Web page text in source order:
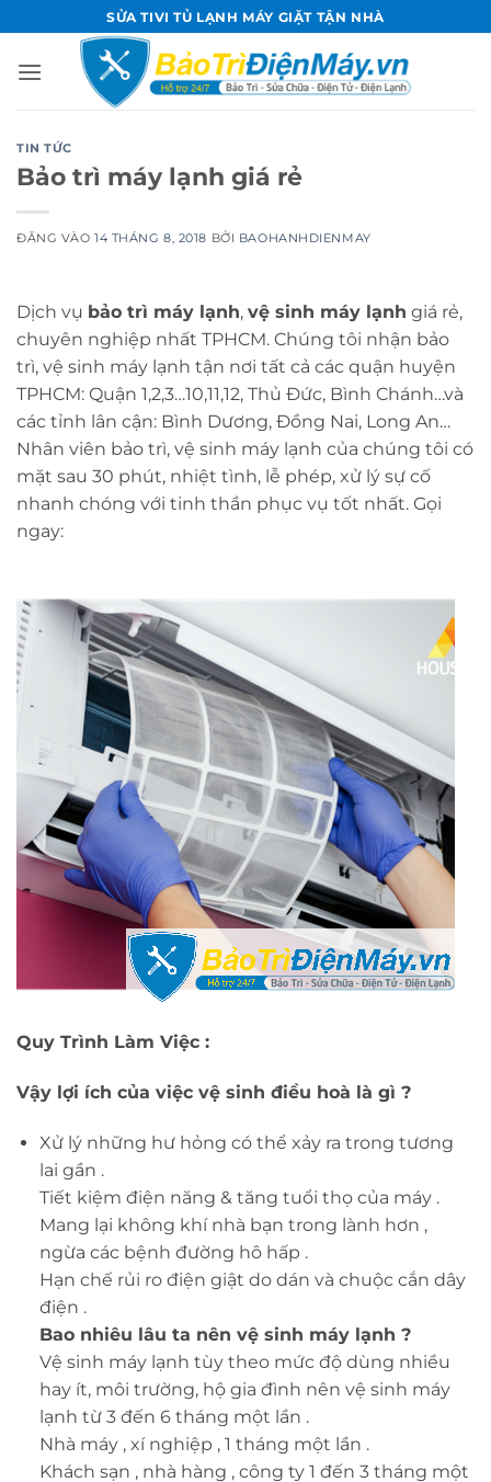
qua
nội
SỬA TIVI TỦ LẠNH MÁY GIẶT TẬN NHÀ
TIN TỨC
Bảo trì máy lạnh giá rẻ
ĐĂNG VÀO14 THÁNG 8, 2018 BỞI BAOHANHDIENMAY
Dịch vụ bảo trì máy lạnh, vệ sinh máy lạnh giá rẻ,
chuyên nghiệp nhất TPHCM. Chúng tôi nhận bảo
trì, vệ sinh máy lạnh tận nơi tất cả các quận huyện
TPHCM: Quận 1,2,3…10,11,12, Thủ Đức, Bình Chánh…và
các tỉnh lân cận: Bình Dương, Đồng Nai, Long An…
Nhân viên bảo trì, vệ sinh máy lạnh của chúng tôi có
mặt sau 30 phút, nhiệt tình, lễ phép, xử lý sự cố
nhanh chóng với tinh thần phục vụ tốt nhất. Gọi
ngay:
Quy Trình Làm Việc :
Vậy lợi ích của việc vệ sinh điều hoà là gì ?
Xử lý những hư hỏng có thể xảy ra trong tương
lai gần .
Tiết kiệm điện năng & tăng tuổi thọ của máy .
Mang lại không khí nhà bạn trong lành hơn ,
ngừa các bệnh đường hô hấp .
Hạn chế rủi ro điện giật do dán và chuộc cắn dây
điện .
Bao nhiêu lâu ta nên vệ sinh máy lạnh ?
Vệ sinh máy lạnh tùy theo mức độ dùng nhiều
hay ít, môi trường, hộ gia đình nên vệ sinh máy
lạnh từ 3 đến 6 tháng một lần .
Nhà máy , xí nghiệp , 1 tháng một lần .
Khách sạn , nhà hàng , công ty 1 đến 3 tháng một